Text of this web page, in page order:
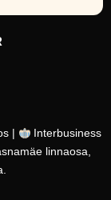
|
Interbusiness
linnaosa,